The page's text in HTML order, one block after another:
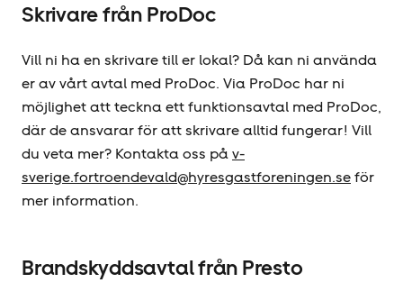
Skrivare från ProDoc
Vill ni ha en skrivare till er lokal? Då kan ni använda
er av vårt avtal med ProDoc. Via ProDoc har ni
möjlighet att teckna ett funktionsavtal med ProDoc,
där de ansvarar för att skrivare alltid fungerar! Vill
du veta mer? Kontakta oss påv-
sverige.fortroendevald@hyresgastforeningen.seför
mer information.
Brandskyddsavtal från Presto